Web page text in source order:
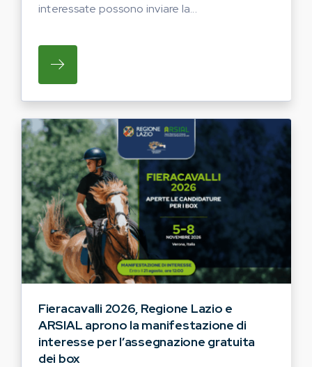
interessate possono inviare la...
SU REGIONE LAZIO E ARSIAL HANNO
Fieracavalli 2026, Regione Lazio e
ARSIAL aprono la manifestazione di
interesse per l’assegnazione gratuita
dei box